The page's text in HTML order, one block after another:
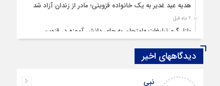
هدیه عید غدیر به یک خانواده قزوینی؛ مادر از زندان آزاد شد
2 ماه قبل
بازار گرم تبلیغات «امتحان به جای دانش‌ آموز» در قزوین
قزوین ۱۴۰۴، گام‌هایی در سایه چالش‌ها
چهارشنبه‌ سوری بی‌غوغا
دیدگاههای اخیر
عبداله